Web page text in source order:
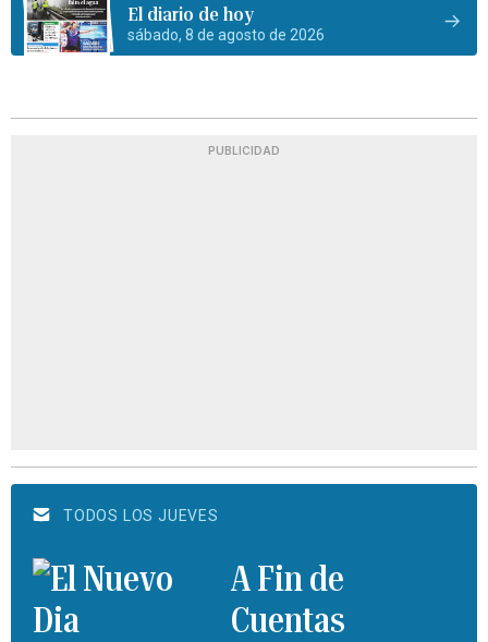
El diario de hoy
sábado, 8 de agosto de 2026
PUBLICIDAD
TODOS LOS JUEVES
A Fin de
Cuentas